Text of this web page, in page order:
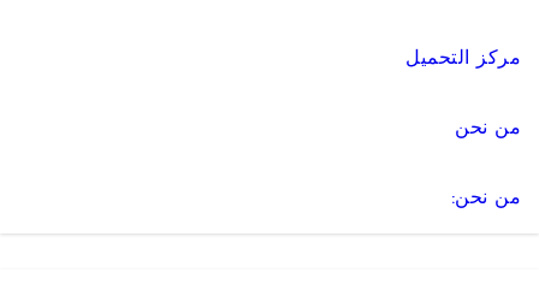
مركز التحميل
من نحن
من نحن: